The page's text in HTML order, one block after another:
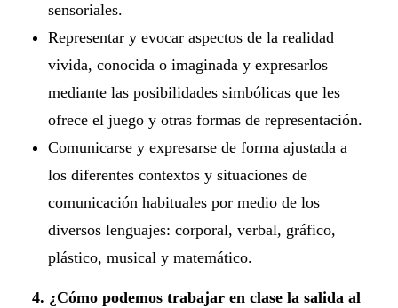
sensoriales.
Representar y evocar aspectos de la realidad
vivida, conocida o imaginada y expresarlos
mediante las posibilidades simbólicas que les
ofrece el juego y otras formas de representación.
Comunicarse y expresarse de forma ajustada a
los diferentes contextos y situaciones de
comunicación habituales por medio de los
diversos lenguajes: corporal, verbal, gráfico,
plástico, musical y matemático.
4. ¿Cómo podemos trabajar en clase la salida al